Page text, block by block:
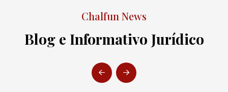
Chalfun News
Blog e Informativo Jurídico